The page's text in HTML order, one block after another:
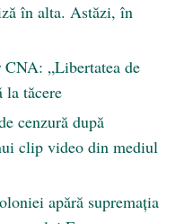
în alta. Astăzi, în
„Libertatea de
la tăcere
cenzură după
clip video din mediul
apără supremația